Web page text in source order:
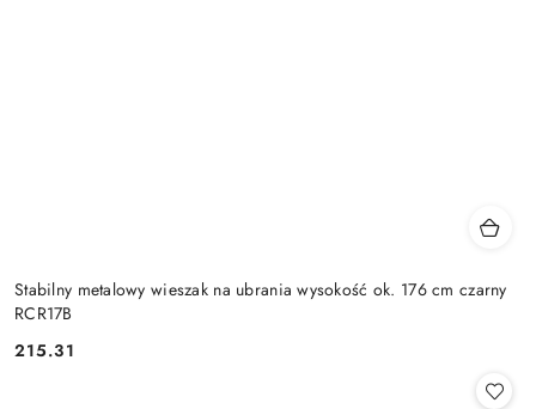
Stabilny metalowy wieszak na ubrania wysokość ok. 176 cm czarny
RCR17B
Cena:
215.31